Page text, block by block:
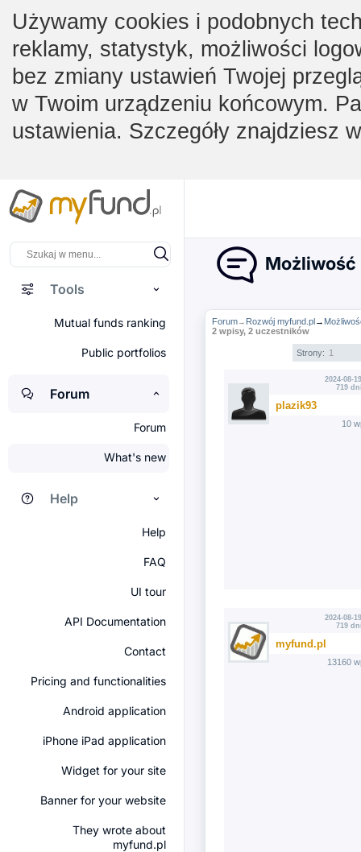
Używamy cookies i podobnych
reklamy, statystyk, możliwości
bez zmiany ustawień Twojej
w Twoim urządzeniu końcowym.
ustawienia. Szczegóły znajdziesz
Tools
Mutual funds ranking
Public portfolios
Forum
Forum
What's new
Help
Help
FAQ
UI tour
API Documentation
Contact
Pricing and functionalities
Android application
iPhone iPad application
Widget for your site
Banner for your website
They wrote about
myfund.pl
Możliwość
Forum→ Rozwój myfund.pl→
2 wpisy, 2 uczestników
Strony: 1
2024-08-
719
plazik93
10
2024-08-
719
myfund.pl
13160